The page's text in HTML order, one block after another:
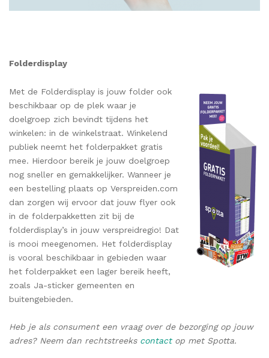
Folderdisplay
Met de Folderdisplay is jouw folder ook
beschikbaar op de plek waar je
doelgroep zich bevindt tijdens het
winkelen: in de winkelstraat. Winkelend
publiek neemt het folderpakket gratis
mee. Hierdoor bereik je jouw doelgroep
nog sneller en gemakkelijker. Wanneer je
een bestelling plaats op Verspreiden.com
dan zorgen wij ervoor dat jouw flyer ook
in de folderpakketten zit bij de
folderdisplay’s in jouw verspreidregio! Dat
is mooi meegenomen. Het folderdisplay
is vooral beschikbaar in gebieden waar
het folderpakket een lager bereik heeft,
zoals Ja-sticker gemeenten en
buitengebieden.
Heb je als consument een vraag over de bezorging op jouw
adres? Neem dan rechtstreeks contactop met Spotta.